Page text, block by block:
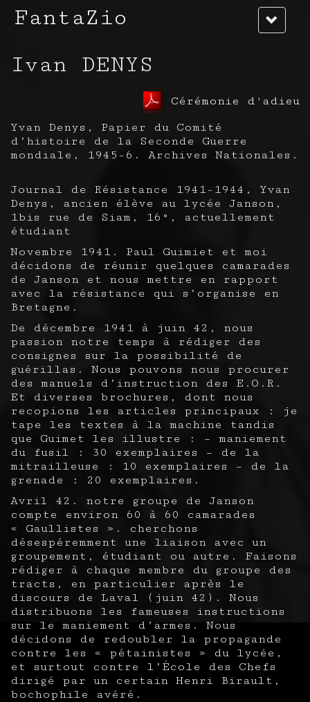
FantaZio
Ivan DENYS
Cérémonie d'adieu
Yvan Denys, Papier du Comité
d’histoire de la Seconde Guerre
mondiale, 1945-6. Archives Nationales.
Journal de Résistance 1941-1944, Yvan
Denys, ancien élève au lycée Janson,
1bis rue de Siam, 16°, actuellement
étudiant
Novembre 1941. Paul Guimiet et moi
décidons de réunir quelques camarades
de Janson et nous mettre en rapport
avec la résistance qui s’organise en
Bretagne.
De décembre 1941 à juin 42, nous
passion notre temps à rédiger des
consignes sur la possibilité de
guérillas. Nous pouvons nous procurer
des manuels d’instruction des E.O.R.
Et diverses brochures, dont nous
recopions les articles principaux : je
tape les textes à la machine tandis
que Guimet les illustre : – maniement
du fusil : 30 exemplaires – de la
mitrailleuse : 10 exemplaires – de la
grenade : 20 exemplaires.
Avril 42. notre groupe de Janson
compte environ 60 à 60 camarades
« Gaullistes ». cherchons
désespéremment une liaison avec un
groupement, étudiant ou autre. Faisons
rédiger à chaque membre du groupe des
tracts, en particulier après le
discours de Laval (juin 42). Nous
distribuons les fameuses instructions
sur le maniement d’armes. Nous
décidons de redoubler la propagande
contre les « pétainistes » du lycée,
et surtout contre l’École des Chefs
dirigé par un certain Henri Birault,
bochophile avéré.